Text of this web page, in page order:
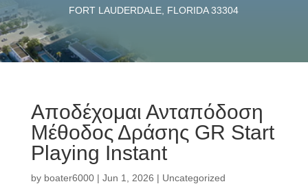
FORT LAUDERDALE, FLORIDA 33304
Αποδέχομαι Ανταπόδοση
Μέθοδος Δράσης GR Start
Playing Instant
by boater6000| Jun 1, 2026 | Uncategorized